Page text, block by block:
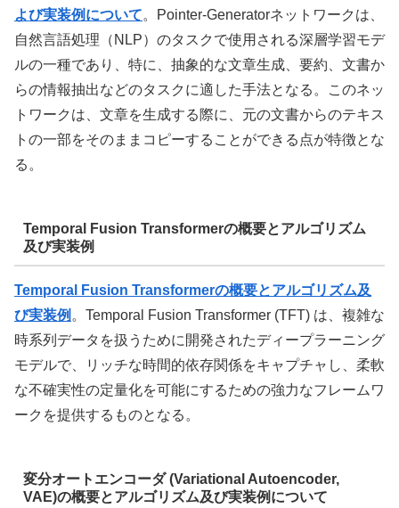
よび実装例について。Pointer-Generatorネットワークは、
自然言語処理（NLP）のタスクで使用される深層学習モデ
ルの一種であり、特に、抽象的な文章生成、要約、文書か
らの情報抽出などのタスクに適した手法となる。このネッ
トワークは、文章を生成する際に、元の文書からのテキス
トの一部をそのままコピーすることができる点が特徴とな
る。
Temporal Fusion Transformerの概要とアルゴリズム
及び実装例
Temporal Fusion Transformerの概要とアルゴリズム及
び実装例 。Temporal Fusion Transformer (TFT) は、複雑な
時系列データを扱うために開発されたディープラーニング
モデルで、リッチな時間的依存関係をキャプチャし、柔軟
な不確実性の定量化を可能にするための強力なフレームワ
ークを提供するものとなる。
変分オートエンコーダ (Variational Autoencoder,
VAE)の概要とアルゴリズム及び実装例について